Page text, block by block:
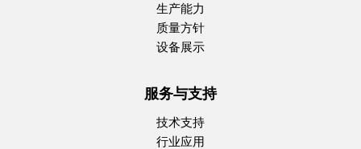
生产能力
质量方针
设备展示
服务与支持
技术支持
行业应用